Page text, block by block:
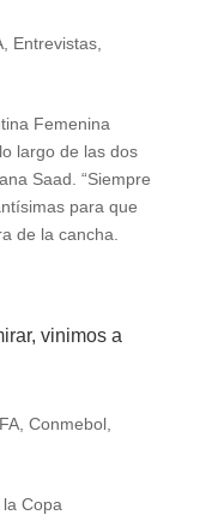
, Entrevistas,
Femenina
largo de las dos
Saad. “Siempre
para que
de la cancha.
vinimos a
, Conmebol,
Copa